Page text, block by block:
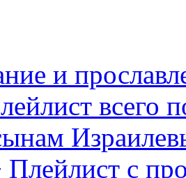
и
Плейлист с